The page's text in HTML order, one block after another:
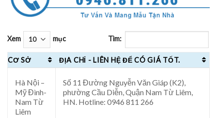
Xem mục Tìm:
CƠ SỞ ĐỊA CHỈ - LIÊN HỆ ĐỂ CÓ GIÁ TỐT.
Hà Nội –
Mỹ Đình-
Nam Từ
Liêm
Số 11 Đường Nguyễn Văn Giáp (K2),
phường Cầu Diễn, Quận Nam Từ Liêm,
HN. Hotline: 0946 811 266